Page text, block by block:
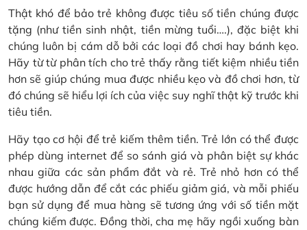
Thật khó để bảo trẻ không được tiêu số tiền chúng được
tặng (như tiền sinh nhật, tiền mừng tuổi….), đặc biệt khi
chúng luôn bị cám dỗ bởi các loại đồ chơi hay bánh kẹo.
Hãy từ từ phân tích cho trẻ thấy rằng tiết kiệm nhiều tiền
hơn sẽ giúp chúng mua được nhiều kẹo và đồ chơi hơn, từ
đó chúng sẽ hiểu lợi ích của việc suy nghĩ thật kỹ trước khi
tiêu tiền.
Hãy tạo cơ hội để trẻ kiếm thêm tiền. Trẻ lớn có thể được
phép dùng internet để so sánh giá và phân biệt sự khác
nhau giữa các sản phẩm đắt và rẻ. Trẻ nhỏ hơn có thể
được hướng dẫn để cắt các phiếu giảm giá, và mỗi phiếu
bạn sử dụng để mua hàng sẽ tương ứng với số tiền mặt
chúng kiếm được. Đồng thời, cha mẹ hãy ngồi xuống bàn